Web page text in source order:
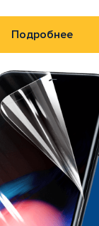
Подробнее